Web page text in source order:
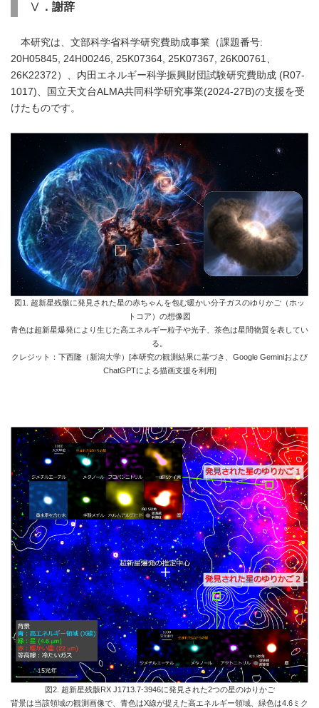
Ⅴ ．謝辞
本研究は、文部科学省科学研究費助成事業（課題番号:
20H05845, 24H00246, 25K07364, 25K07367, 26K00761、
26K22372）、内田エネルギー科学振興財団試験研究費助成 (R07-
1017)、国立天文台ALMA共同科学研究事業(2024-27B)の支援を受
けたものです。
図1. 超新星残骸に発見された星の赤ちゃんを包む暖かい分子ガスのゆりかご（ホッ
トコア）の想像図
青色は超新星爆発により生じた高エネルギー粒子や光子、茶色は星間物質を表してい
る。
クレジット：下西隆（新潟大学）[本研究の観測結果に基づき、Google Geminiおよび
ChatGPTによる描画支援を利用]
図2. 超新星残骸RX J1713.7-3946に発見された2つの星のゆりかご
背景は当該領域の観測画像で、青色はX線が捉えた高エネルギー領域、緑色は4.6ミク